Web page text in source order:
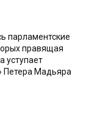
парламентские
правящая
уступает
Петера Мадьяра